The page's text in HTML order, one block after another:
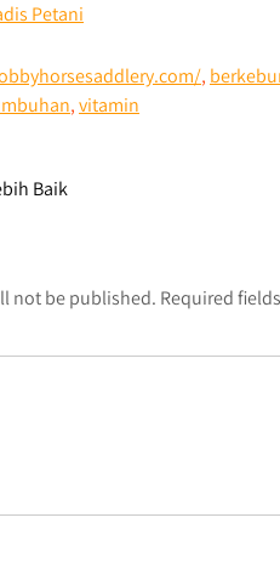
Petani
,
,vitamin
Baik
not be published. Required